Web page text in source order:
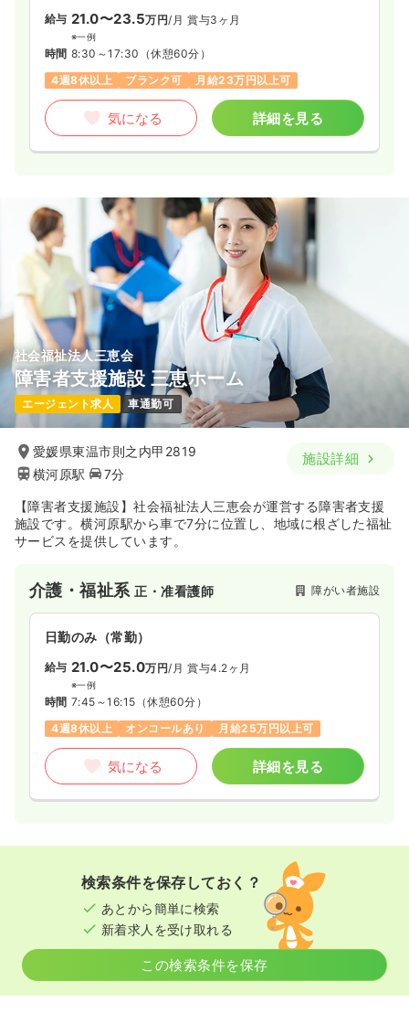
給与 時給1,000〜1,100 円
8:00～19:00
気になる 詳細を見る
給与 21.0〜23.5万円/月 賞与3ヶ月
※一例
時間 8:30～17:30 （休憩60分）
4週8休以上
ブランク可 月給23万円以上可
気になる 詳細を見る
社会福祉法人三恵会
障害者支援施設 三恵ホーム
エージェント求人 車通勤可
愛媛県東温市則之内甲2819
横河原駅
7分
施設詳細
【障害者支援施設】社会福祉法人三恵会が運営する障害者支援
施設です。横河原駅から車で7分に位置し、地域に根ざした福祉
サービスを提供しています。
介護・福祉系正・准看護師 障がい者施設
日勤のみ（常勤）
給与 21.0〜25.0万円/月 賞与4.2ヶ月
※一例
時間 7:45～16:15 （休憩60分）
4週8休以上
オンコールあり 月給25万円以上可
気になる 詳細を見る
検索条件を保存しておく？
あとから簡単に検索
新着求人を受け取れる
この検索条件を保存